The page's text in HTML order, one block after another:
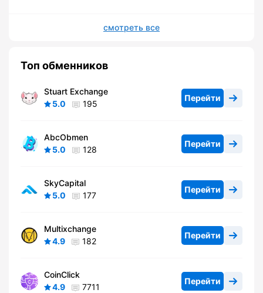
смотреть все
Топ обменников
Stuart Exchange
5.0
195
Перейти
AbcObmen
5.0
128
Перейти
SkyCapital
5.0
177
Перейти
Multixchange
4.9
182
Перейти
CoinClick
4.9
7711
Перейти